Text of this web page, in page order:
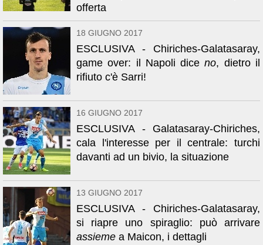
offerta
18 GIUGNO 2017
ESCLUSIVA - Chiriches-Galatasaray,
game over: il Napoli diceno, dietro il
rifiuto c'è Sarri!
16 GIUGNO 2017
ESCLUSIVA - Galatasaray-Chiriches,
cala l'interesse per il centrale: turchi
davanti ad un bivio, la situazione
13 GIUGNO 2017
ESCLUSIVA - Chiriches-Galatasaray,
si riapre uno spiraglio: può arrivare
assieme a Maicon, i dettagli